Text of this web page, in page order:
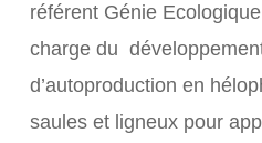
référent Génie
charge du
d’autoproduction en
saules et ligneux pour